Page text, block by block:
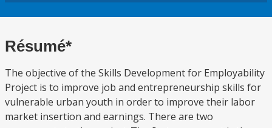
Résumé*
The objective of the Skills Development for Employability
Project is to improve job and entrepreneurship skills for
vulnerable urban youth in order to improve their labor
market insertion and earnings. There are two